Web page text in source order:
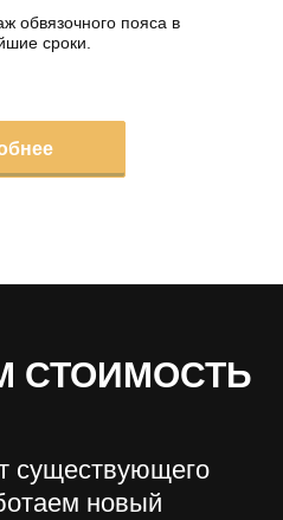
обвязочного пояса в
сроки.
СТОИМОСТЬ
существующего
новый